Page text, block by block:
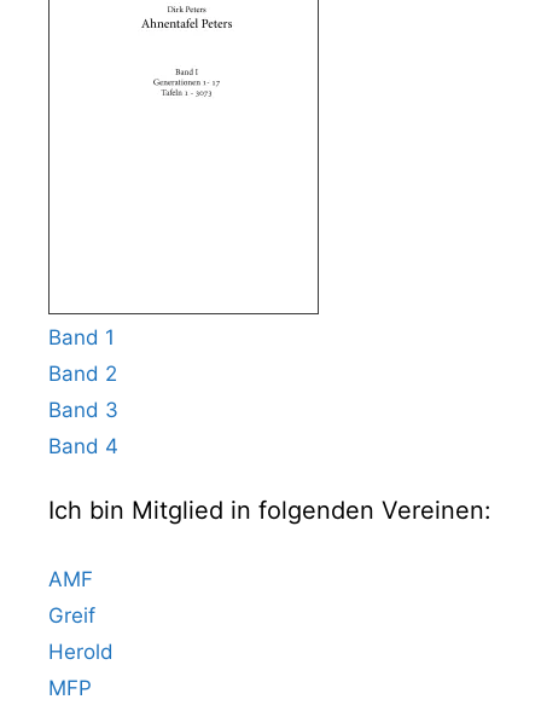
Band 1
Band 2
Band 3
Band 4
Ich bin Mitglied in folgenden Vereinen:
AMF
Greif
Herold
MFP